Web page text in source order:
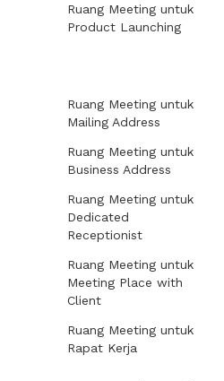
Ruang Meeting untuk
Product Launching
Ruang Meeting untuk
Mailing Address
Ruang Meeting untuk
Business Address
Ruang Meeting untuk
Dedicated
Receptionist
Ruang Meeting untuk
Meeting Place with
Client
Ruang Meeting untuk
Rapat Kerja